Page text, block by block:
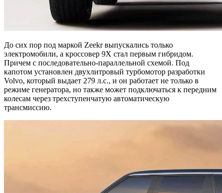
До сих пор под маркой Zeekr выпускались только
электромобили, а кроссовер 9X стал первым гибридом.
Причем с последовательно-параллельной схемой. Под
капотом установлен двухлитровый турбомотор разработки
Volvo, который выдает 279 л.с., и он работает не только в
режиме генератора, но также может подключаться к передним
колесам через трехступенчатую автоматическую
трансмиссию.